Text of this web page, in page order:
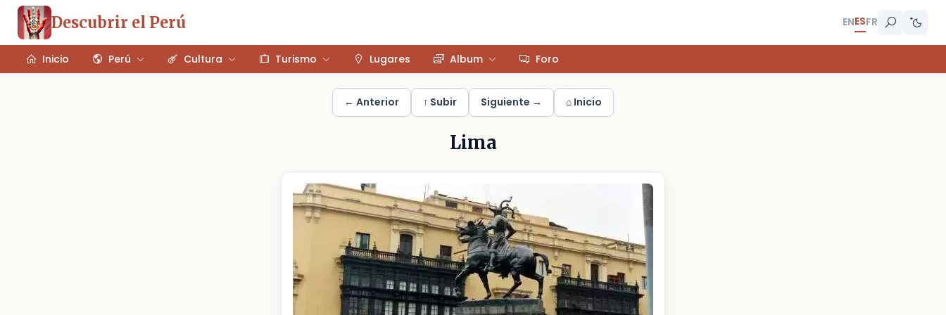
Descubrir el Perú ENESFR
Inicio Perú Cultura Turismo Lugares Album Foro
← Anterior ↑ Subir Siguiente → ⌂ Inicio
Lima